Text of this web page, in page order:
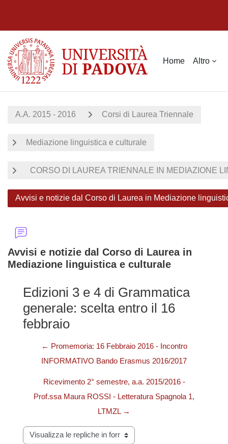
Home Altro
A.A. 2015 - 2016 Corsi di Laurea Triennale
Mediazione linguistica e culturale
CORSO DI LAUREA TRIENNALE IN MEDIAZIONE
Avvisi e notizie dal Corso di Laurea in Mediazione
Avvisi e notizie dal Corso di Laurea in
Mediazione linguistica e culturale
Edizioni 3 e 4 di Grammatica
generale: scelta entro il 16
febbraio
← Promemoria: 16 Febbraio 2016 - Incontro
INFORMATIVO Bando Erasmus 2016/2017
Ricevimento 2° semestre, a.a. 2015/2016 -
Prof.ssa Maura ROSSI - Letteratura Spagnola 1,
LTMZL →
Modalità visualizzazione